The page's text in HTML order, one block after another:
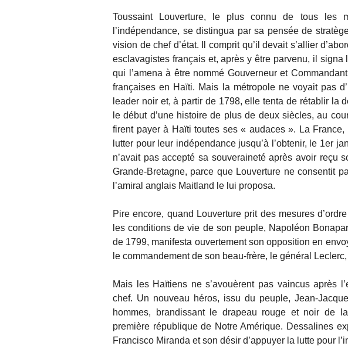
Toussaint Louverture, le plus connu de tous les
l’indépendance, se distingua par sa pensée de
vision de chef d’état. Il comprit qu’il devait s’allier
esclavagistes français et, après y être parvenu, il
qui l’amena à être nommé Gouverneur et
françaises en Haïti. Mais la métropole ne voyait pas
leader noir et, à partir de 1798, elle tenta de rétablir la
le début d’une histoire de plus de deux siècles, au
firent payer à Haïti toutes ses « audaces ». La
lutter pour leur indépendance jusqu’à l’obtenir, le 1er
n’avait pas accepté sa souveraineté après avoir reçu
Grande-Bretagne, parce que Louverture ne consentit
l’amiral anglais Maitland le lui proposa.
Pire encore, quand Louverture prit des mesures
les conditions de vie de son peuple, Napoléon
de 1799, manifesta ouvertement son opposition en
le commandement de son beau-frère, le général
Mais les Haïtiens ne s’avouèrent pas vaincus après
chef. Un nouveau héros, issu du peuple, Jean-
hommes, brandissant le drapeau rouge et noir de
première république de Notre Amérique. Dessalines
Francisco Miranda et son désir d’appuyer la lutte pour